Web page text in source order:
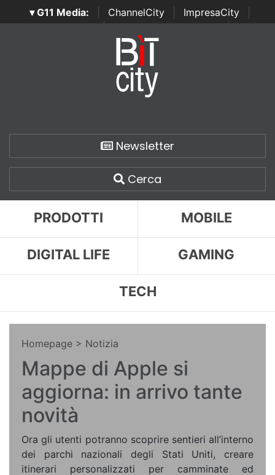
▾ G11 Media: ChannelCity ImpresaCity
SecurityOpenLab | Italian Channel Awards | Italian
Italian Security Awards
Newsletter
Cerca
PRODOTTI MOBILE
DIGITAL LIFE GAMING
TECH
Homepage > Notizia
Mappe di Apple si
aggiorna: in arrivo tante
novità
Ora gli utenti potranno scoprire sentieri all’interno
dei parchi nazionali degli Stati Uniti, creare
itinerari personalizzati per camminate ed